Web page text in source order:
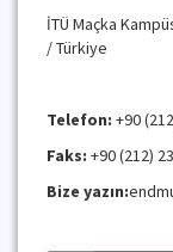
İTÜ Maçka
/ Türkiye
Telefon: +90
Faks: +90 (212)
Bize yazın: